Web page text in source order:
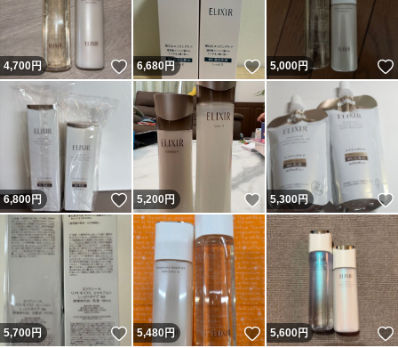
4,700円 いいね！
6,680円 いいね！
5,000円
6,800円 いいね！
5,200円 いいね！
5,300円
5,700円 いいね！
5,480円 いいね！
5,600円